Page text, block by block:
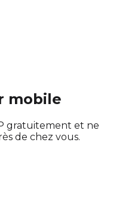
mobile
gratuitement et ne
de chez vous.